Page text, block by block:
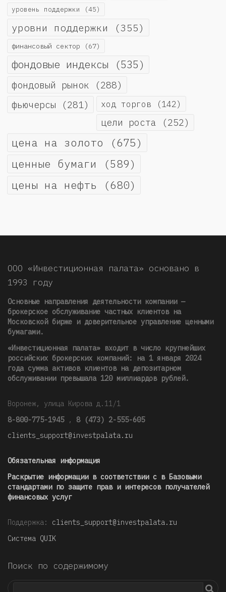
уровень поддержки (45)
уровни поддержки (355)
финансовый сектор (67)
фондовые индексы (535)
фондовый рынок (288)
фьючерсы (281) ход торгов (142)
цели роста (252)
цена на золото (675)
ценные бумаги (589)
цены на нефть (680)
ООО «Инвестиционная палата» основано в
1993 году
Основные направления деятельности компании —
брокерское обслуживание частных клиентов на
Московской бирже и доверительное управление ценными
бумагами.
«Инвестиционная палата» входит в число крупнейших
российских брокерских компаний: на 1 января 2024
года сумма активов клиентов на депозитарном
обслуживании превышала 120 миллиардов рублей.
Воронеж, улица Кирова д.11/1
8-800-775-1945 , 8 (473) 2-555-605
clients_support@investpalata.ru
Обязательная информация
Раскрытие информации в соответствии с в Базовыми
стандартами по защите прав и интересов получателей
финансовых услуг
Поддержка: clients_support@investpalata.ru
Система QUIK
Поиск по содержимому